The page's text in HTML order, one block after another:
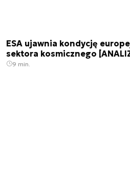
ESA ujawnia kondycję
sektora kosmicznego
9 min.